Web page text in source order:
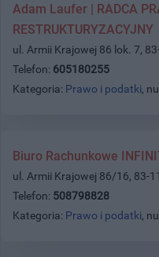
Adam Laufer | RADCA
RESTRUKTURYZACYJNY
ul. Armii Krajowej 86 lok. 7,
Telefon: 605180255
Kategoria: Prawo i podatki,
Biuro Rachunkowe
ul. Armii Krajowej 86/16, 83-
Telefon: 508798828
Kategoria: Prawo i podatki,